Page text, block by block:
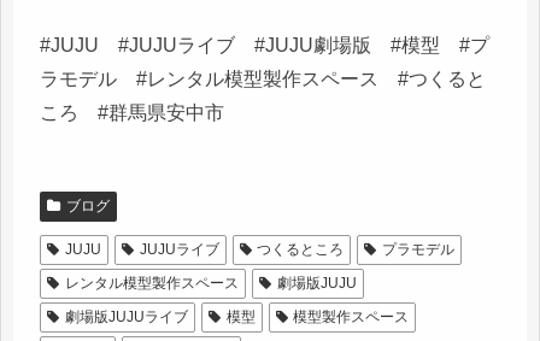
#JUJU #JUJUライブ #JUJU劇場版 #模型 #プ
ラモデル #レンタル模型製作スペース #つくると
ころ #群馬県安中市
ブログ
JUJU JUJUライブ つくるところ
プラモデル
レンタル模型製作スペース
劇場版JUJU
劇場版JUJUライブ
模型
模型製作スペース